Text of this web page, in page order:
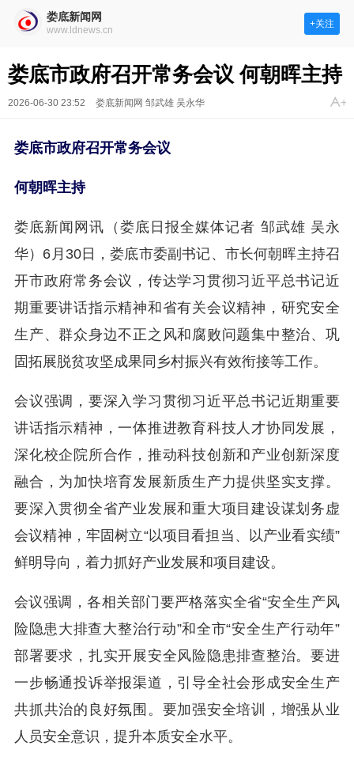
娄底新闻网
www.ldnews.cn
+关注
娄底市政府召开常务会议 何朝晖主持
2026-06-30 23:52 娄底新闻网 邹武雄 吴永华
娄底市政府召开常务会议
何朝晖主持
娄底新闻网讯（娄底日报全媒体记者 邹武雄 吴永
华）6月30日，娄底市委副书记、市长何朝晖主持召
开市政府常务会议，传达学习贯彻习近平总书记近
期重要讲话指示精神和省有关会议精神，研究安全
生产、群众身边不正之风和腐败问题集中整治、巩
固拓展脱贫攻坚成果同乡村振兴有效衔接等工作。
会议强调，要深入学习贯彻习近平总书记近期重要
讲话指示精神，一体推进教育科技人才协同发展，
深化校企院所合作，推动科技创新和产业创新深度
融合，为加快培育发展新质生产力提供坚实支撑。
要深入贯彻全省产业发展和重大项目建设谋划务虚
会议精神，牢固树立“以项目看担当、以产业看实绩”
鲜明导向，着力抓好产业发展和项目建设。
会议强调，各相关部门要严格落实全省“安全生产风
险隐患大排查大整治行动”和全市“安全生产行动年”
部署要求，扎实开展安全风险隐患排查整治。要进
一步畅通投诉举报渠道，引导全社会形成安全生产
共抓共治的良好氛围。要加强安全培训，增强从业
人员安全意识，提升本质安全水平。